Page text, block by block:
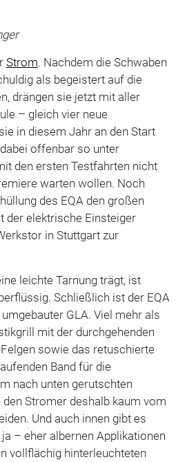
Strom. Nachdem die Schwaben
als begeistert auf die
drängen sie jetzt mit aller
– gleich vier neue
in diesem Jahr an den Start
offenbar so unter
den ersten Testfahrten nicht
warten wollen. Noch
des EQA den großen
der elektrische Einsteiger
in Stuttgart zur
leichte Tarnung trägt, ist
Schließlich ist der EQA
GLA. Viel mehr als
mit der durchgehenden
sowie das retuschierte
Band für die
nach unten gerutschten
Stromer deshalb kaum vom
Und auch innen gibt es
– eher albernen Applikationen
vollflächig hinterleuchteten